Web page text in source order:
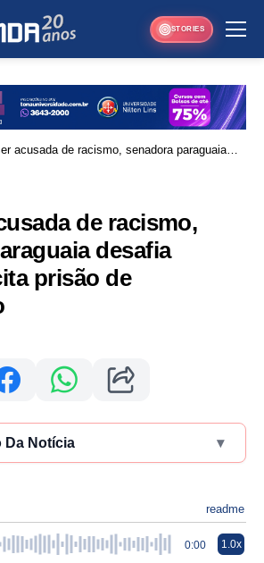
STORIES
acusada de racismo, senadora paraguaia
de racismo,
desafia
prisão de
Da Notícia ▾
readme
0:00 1.0x